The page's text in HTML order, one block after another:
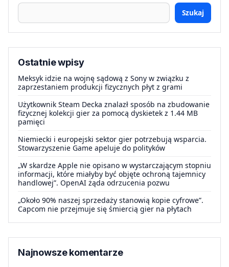
Szukaj
Ostatnie wpisy
Meksyk idzie na wojnę sądową z Sony w związku z
zaprzestaniem produkcji fizycznych płyt z grami
Użytkownik Steam Decka znalazł sposób na zbudowanie
fizycznej kolekcji gier za pomocą dyskietek z 1.44 MB
pamięci
Niemiecki i europejski sektor gier potrzebują wsparcia.
Stowarzyszenie Game apeluje do polityków
„W skardze Apple nie opisano w wystarczającym stopniu
informacji, które miałyby być objęte ochroną tajemnicy
handlowej”. OpenAI żąda odrzucenia pozwu
„Około 90% naszej sprzedaży stanowią kopie cyfrowe”.
Capcom nie przejmuje się śmiercią gier na płytach
Najnowsze komentarze